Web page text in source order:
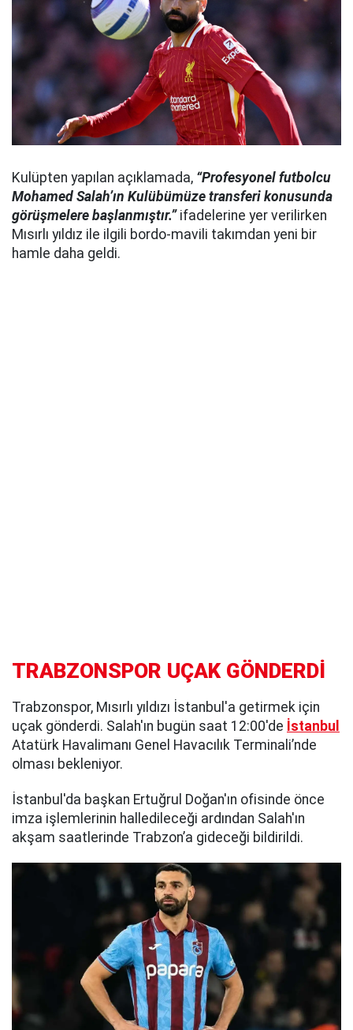
Kulüpten yapılan açıklamada, “Profesyonel futbolcu
Mohamed Salah’ın Kulübümüze transferi konusunda
görüşmelere başlanmıştır.”ifadelerine yer verilirken
Mısırlı yıldız ile ilgili bordo-mavili takımdan yeni bir
hamle daha geldi.
TRABZONSPOR UÇAK GÖNDERDİ
Trabzonspor, Mısırlı yıldızı İstanbul'a getirmek için
uçak gönderdi. Salah'ın bugün saat 12:00'de İstanbul
Atatürk Havalimanı Genel Havacılık Terminali’nde
olması bekleniyor.
İstanbul'da başkan Ertuğrul Doğan'ın ofisinde önce
imza işlemlerinin halledileceği ardından Salah'ın
akşam saatlerinde Trabzon’a gideceği bildirildi.